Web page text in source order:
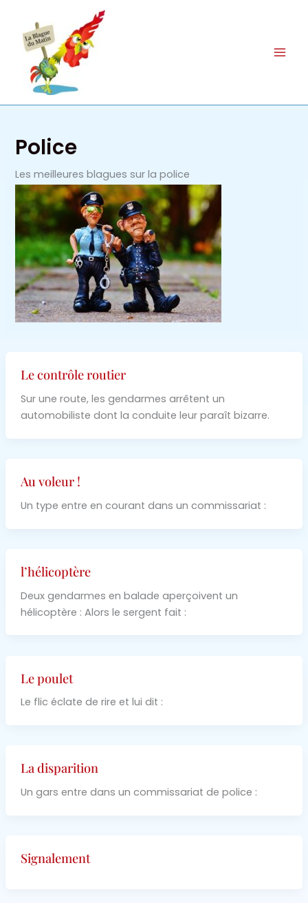
contenu
Police
Les meilleures blagues sur la police
Le contrôle routier
Sur une route, les gendarmes arrêtent un
automobiliste dont la conduite leur paraît bizarre.
Au voleur !
Un type entre en courant dans un commissariat :
l’hélicoptère
Deux gendarmes en balade aperçoivent un
hélicoptère : Alors le sergent fait :
Le poulet
Le flic éclate de rire et lui dit :
La disparition
Un gars entre dans un commissariat de police :
Signalement